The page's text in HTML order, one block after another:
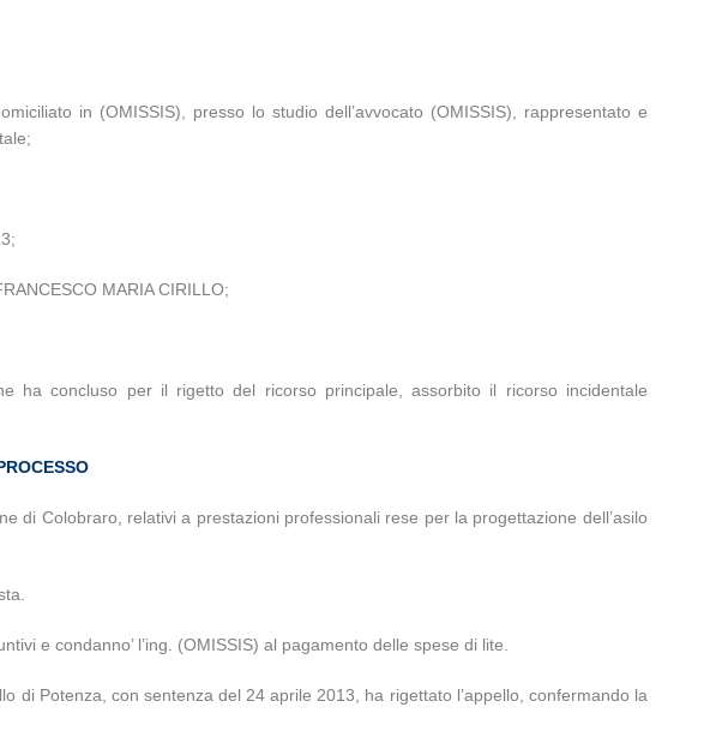
in (OMISSIS), presso lo studio dell’avvocato (OMISSIS), rappresentato e
MARIA CIRILLO;
ha concluso per il rigetto del ricorso principale, assorbito il ricorso incidentale
di Colobraro, relativi a prestazioni professionali rese per la progettazione dell’asilo
e condanno’ l’ing. (OMISSIS) al pagamento delle spese di lite.
di Potenza, con sentenza del 24 aprile 2013, ha rigettato l’appello, confermando la